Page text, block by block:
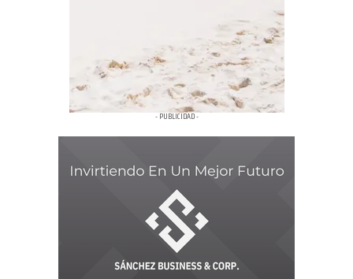
- PUBLICIDAD -